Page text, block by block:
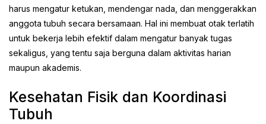
harus mengatur ketukan, mendengar nada, dan menggerakkan
anggota tubuh secara bersamaan. Hal ini membuat otak terlatih
untuk bekerja lebih efektif dalam mengatur banyak tugas
sekaligus, yang tentu saja berguna dalam aktivitas harian
maupun akademis.
Kesehatan Fisik dan Koordinasi
Tubuh